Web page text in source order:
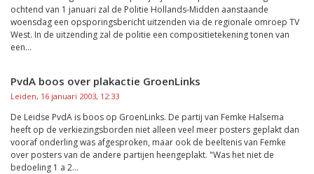
ochtend van 1 januari zal de Politie Hollands-Midden aanstaande
woensdag een opsporingsbericht uitzenden via de regionale omroep TV
West. In de uitzending zal de politie een compositietekening tonen van
een...
PvdA boos over plakactie GroenLinks
Leiden, 16 januari 2003, 12:33
De Leidse PvdA is boos op GroenLinks. De partij van Femke Halsema
heeft op de verkiezingsborden niet alleen veel meer posters geplakt dan
vooraf onderling was afgesproken, maar ook de beeltenis van Femke
over posters van de andere partijen heengeplakt. "Was het niet de
bedoeling 1 a 2...